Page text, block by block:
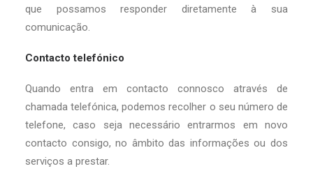
que possamos responder diretamente à sua
comunicação.
Contacto telefónico
Quando entra em contacto connosco através de
chamada telefónica, podemos recolher o seu número de
telefone, caso seja necessário entrarmos em novo
contacto consigo, no âmbito das informações ou dos
serviços a prestar.